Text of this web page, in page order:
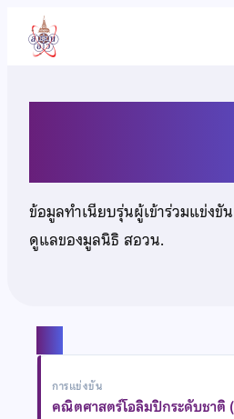
เนื้อหา
ข้อมูลทำเนียบรุ่นผู้เข้าร่วมแข่งขั
ดูแลของมูลนิธิ สอวน.
การแข่งขัน
คณิตศาสตร์โอลิมปิกระดับชาติ